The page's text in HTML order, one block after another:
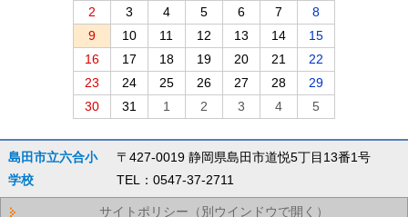
2
3 4 5 6 7
8
9
10 11 12 13 14
15
16
17 18 19 20 21
22
23
24 25 26 27 28
29
30
31 1 2 3 4 5
島田市立六合小
学校
〒427-0019 静岡県島田市道悦5丁目13番1号
TEL：0547-37-2711
サイトポリシー（別ウインドウで開く）